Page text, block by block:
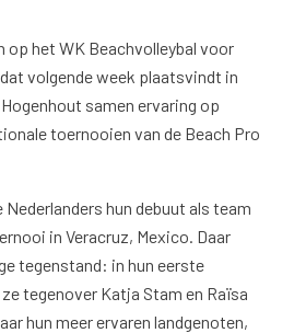
op het WK Beachvolleybal voor
volgende week plaatsvindt in
samen ervaring op
toernooien van de Beach Pro
hun debuut als team
in Veracruz, Mexico. Daar
tegenstand: in hun eerste
tegenover Katja Stam en Raïsa
hun meer ervaren landgenoten,